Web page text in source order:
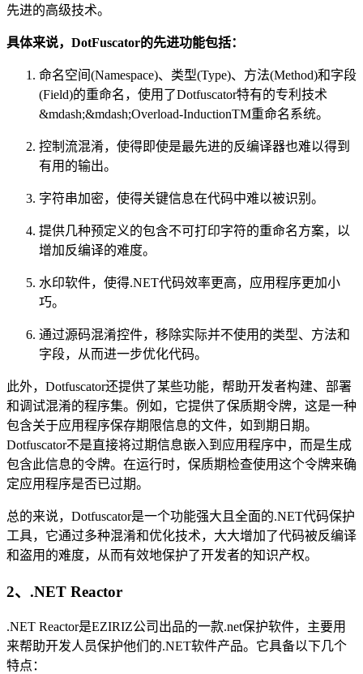
先进的高级技术。
具体来说，DotFuscator的先进功能包括：
命名空间(Namespace)、类型(Type)、方法(Method)和字段
(Field)的重命名，使用了Dotfuscator特有的专利技术
&mdash;&mdash;Overload-InductionTM重命名系统。
控制流混淆，使得即使是最先进的反编译器也难以得到
有用的输出。
字符串加密，使得关键信息在代码中难以被识别。
提供几种预定义的包含不可打印字符的重命名方案，以
增加反编译的难度。
水印软件，使得.NET代码效率更高，应用程序更加小
巧。
通过源码混淆控件，移除实际并不使用的类型、方法和
字段，从而进一步优化代码。
此外，Dotfuscator还提供了某些功能，帮助开发者构建、部署
和调试混淆的程序集。例如，它提供了保质期令牌，这是一种
包含关于应用程序保存期限信息的文件，如到期日期。
Dotfuscator不是直接将过期信息嵌入到应用程序中，而是生成
包含此信息的令牌。在运行时，保质期检查使用这个令牌来确
定应用程序是否已过期。
总的来说，Dotfuscator是一个功能强大且全面的.NET代码保护
工具，它通过多种混淆和优化技术，大大增加了代码被反编译
和盗用的难度，从而有效地保护了开发者的知识产权。
2、.NET Reactor
.NET Reactor是EZIRIZ公司出品的一款.net保护软件，主要用
来帮助开发人员保护他们的.NET软件产品。它具备以下几个
特点：